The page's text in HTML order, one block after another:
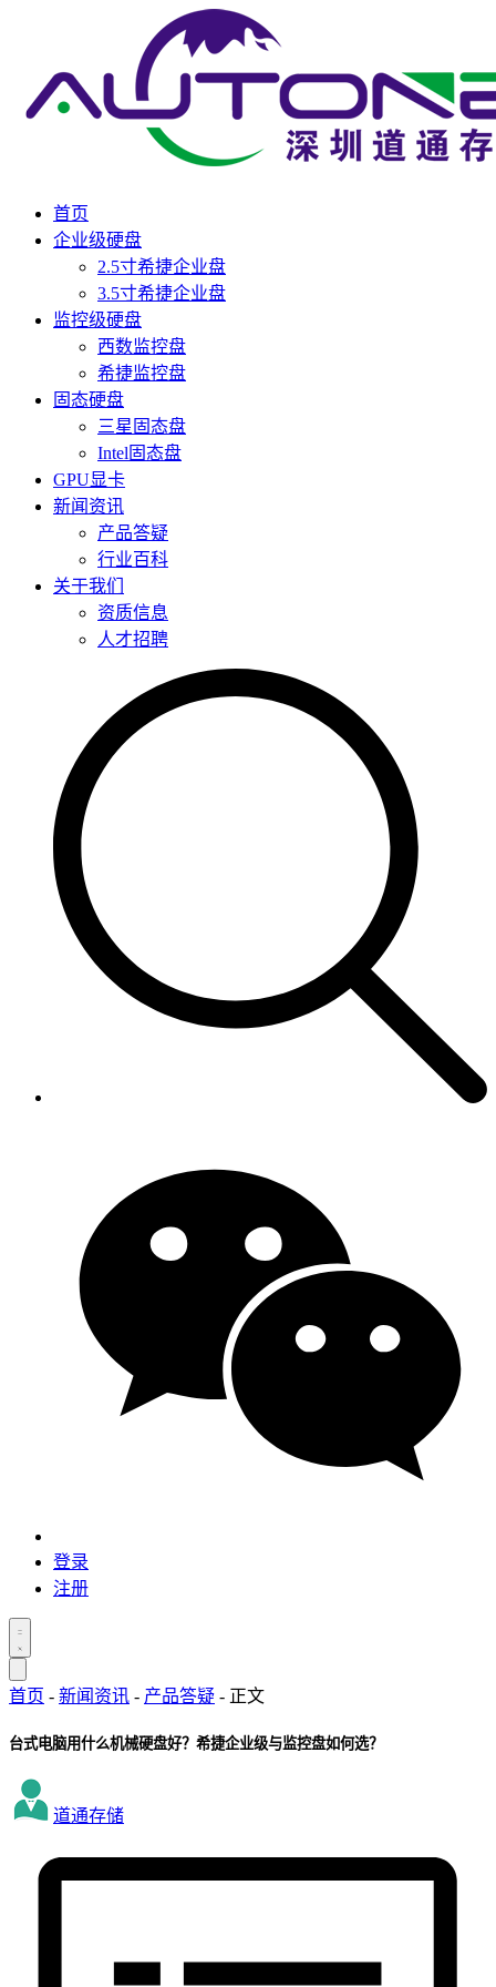
首页
企业级硬盘
2.5寸希捷企业盘
3.5寸希捷企业盘
监控级硬盘
西数监控盘
希捷监控盘
固态硬盘
三星固态盘
Intel固态盘
GPU显卡
新闻资讯
产品答疑
行业百科
关于我们
资质信息
人才招聘
登录
注册
首页 - 新闻资讯 - 产品答疑 - 正文
台式电脑用什么机械硬盘好？希捷企业级与监控盘如何选？
道通存储